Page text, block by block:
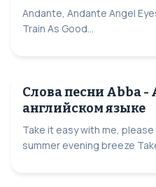
Andante, Andante Angel
Train As Good...
Слова песни Abba
английском языке
Take it easy with me,
summer evening breeze Take